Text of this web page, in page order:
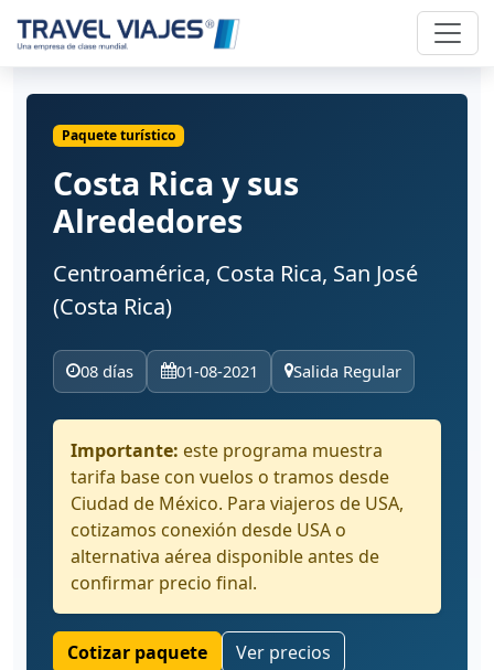
Paquete turístico
Costa Rica y sus
Alrededores
Centroamérica, Costa Rica, San José
(Costa Rica)
08 días 01-08-2021 Salida Regular
Importante: este programa muestra
tarifa base con vuelos o tramos desde
Ciudad de México. Para viajeros de USA,
cotizamos conexión desde USA o
alternativa aérea disponible antes de
confirmar precio final.
Cotizar paquete
Ver precios